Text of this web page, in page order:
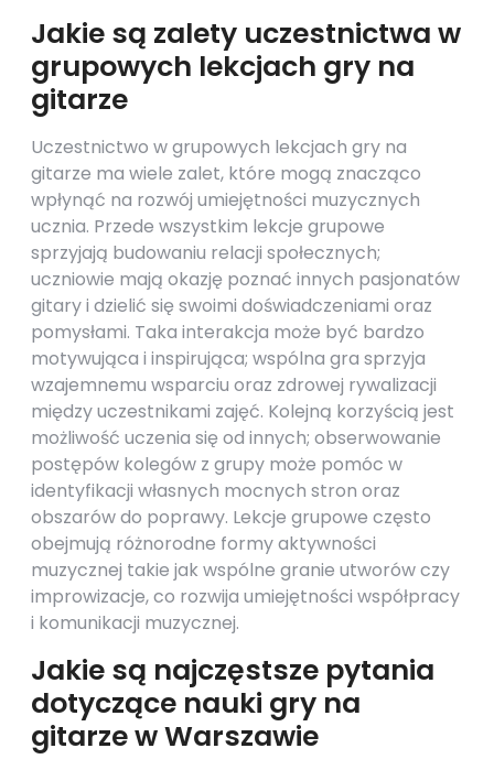
Jakie są zalety uczestnictwa w
grupowych lekcjach gry na
gitarze
Uczestnictwo w grupowych lekcjach gry na
gitarze ma wiele zalet, które mogą znacząco
wpłynąć na rozwój umiejętności muzycznych
ucznia. Przede wszystkim lekcje grupowe
sprzyjają budowaniu relacji społecznych;
uczniowie mają okazję poznać innych pasjonatów
gitary i dzielić się swoimi doświadczeniami oraz
pomysłami. Taka interakcja może być bardzo
motywująca i inspirująca; wspólna gra sprzyja
wzajemnemu wsparciu oraz zdrowej rywalizacji
między uczestnikami zajęć. Kolejną korzyścią jest
możliwość uczenia się od innych; obserwowanie
postępów kolegów z grupy może pomóc w
identyfikacji własnych mocnych stron oraz
obszarów do poprawy. Lekcje grupowe często
obejmują różnorodne formy aktywności
muzycznej takie jak wspólne granie utworów czy
improwizacje, co rozwija umiejętności współpracy
i komunikacji muzycznej.
Jakie są najczęstsze pytania
dotyczące nauki gry na
gitarze w Warszawie